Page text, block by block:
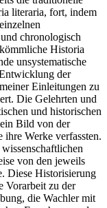
literaria, fort, indem
chronologisch
Historia
unsystematische
der
Einleitungen zu
Die Gelehrten und
und historischen
Bild von der
ihre Werke verfassten.
von den jeweils
Diese Historisierung
Vorarbeit zu der
die Wachler mit